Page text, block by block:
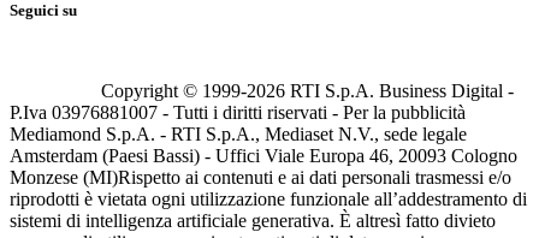
Seguici su
Copyright © 1999-2026 RTI S.p.A. Business Digital -
P.Iva 03976881007 - Tutti i diritti riservati - Per la pubblicità
Mediamond S.p.A. - RTI S.p.A., Mediaset N.V., sede legale
Amsterdam (Paesi Bassi) - Uffici Viale Europa 46, 20093 Cologno
Monzese (MI)Rispetto ai contenuti e ai dati personali trasmessi e/o
riprodotti è vietata ogni utilizzazione funzionale all’addestramento di
sistemi di intelligenza artificiale generativa. È altresì fatto divieto